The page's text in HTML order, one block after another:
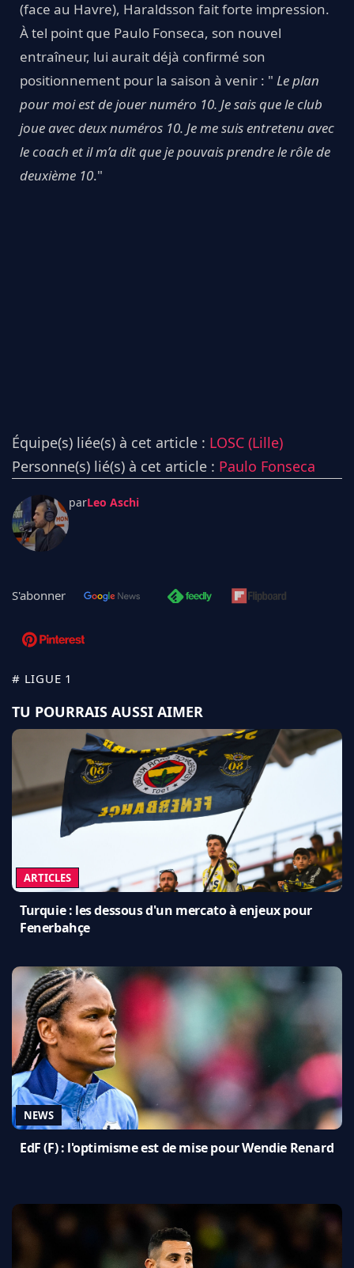
(face au Havre), Haraldsson fait forte impression.
À tel point que Paulo Fonseca, son nouvel
entraîneur, lui aurait déjà confirmé son
positionnement pour la saison à venir : " Le plan
pour moi est de jouer numéro 10. Je sais que le club
joue avec deux numéros 10. Je me suis entretenu avec
le coach et il m’a dit que je pouvais prendre le rôle de
deuxième 10."
Équipe(s) liée(s) à cet article : LOSC (Lille)
Personne(s) lié(s) à cet article : Paulo Fonseca
parLeo Aschi
S'abonner
# LIGUE 1
TU POURRAIS AUSSI AIMER
ARTICLES
Turquie : les dessous d'un mercato à enjeux pour
Fenerbahçe
NEWS
EdF (F) : l'optimisme est de mise pour Wendie Renard